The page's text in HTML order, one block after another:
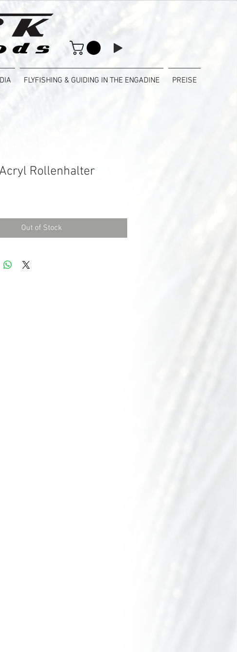
FLYFISHING & GUIDING IN THE ENGADINE PREISE
Rollenhalter
Out of Stock